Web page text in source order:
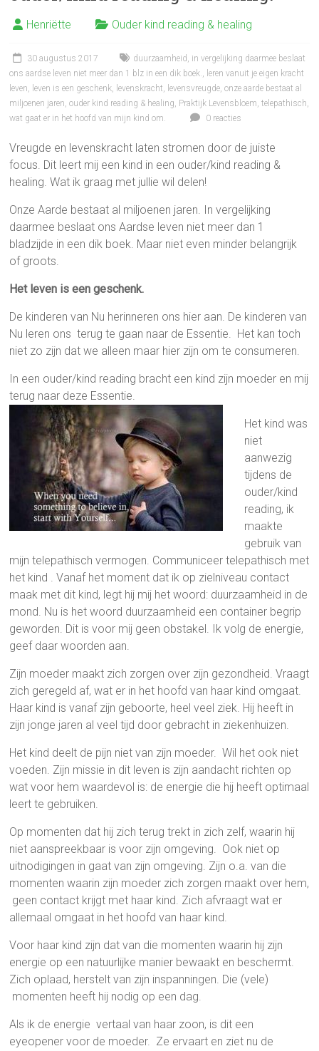
Henriëtte Ouder kind reading & healing
30 augustus 2017 duurzaamheid , in vergelijking daarmee beslaat
ons aardse leven niet meer dan 1 blz in een dik boek., leren vanuit je eigen kracht
leven, leven is een geschenk, levenskracht, levensvreugde,onze aarde bestaat al
miljoenen jaren,ouder kind reading & healing, Praktijk Levensbloem,telepathisch,
wat gaat er in het hoofd van mijn kind om.
0 reacties
Vreugde en levenskracht laten stromen door de juiste
focus. Dit leert mij een kind in een ouder/kind reading &
healing. Wat ik graag met jullie wil delen!
Onze Aarde bestaat al miljoenen jaren. In vergelijking
daarmee beslaat ons Aardse leven niet meer dan 1
bladzijde in een dik boek. Maar niet even minder belangrijk
of groots.
Het leven is een geschenk.
De kinderen van Nu herinneren ons hier aan. De kinderen van
Nu leren ons terug te gaan naar de Essentie. Het kan toch
niet zo zijn dat we alleen maar hier zijn om te consumeren.
In een ouder/kind reading bracht een kind zijn moeder en mij
terug naar deze Essentie.
Het kind was
niet
aanwezig
tijdens de
ouder/kind
reading, ik
maakte
gebruik van
mijn telepathisch vermogen. Communiceer telepathisch met
het kind . Vanaf het moment dat ik op zielniveau contact
maak met dit kind, legt hij mij het woord: duurzaamheid in de
mond. Nu is het woord duurzaamheid een container begrip
geworden. Dit is voor mij geen obstakel. Ik volg de energie,
geef daar woorden aan.
Zijn moeder maakt zich zorgen over zijn gezondheid. Vraagt
zich geregeld af, wat er in het hoofd van haar kind omgaat.
Haar kind is vanaf zijn geboorte, heel veel ziek. Hij heeft in
zijn jonge jaren al veel tijd door gebracht in ziekenhuizen.
Het kind deelt de pijn niet van zijn moeder. Wil het ook niet
voeden. Zijn missie in dit leven is zijn aandacht richten op
wat voor hem waardevol is: de energie die hij heeft optimaal
leert te gebruiken.
Op momenten dat hij zich terug trekt in zich zelf, waarin hij
niet aanspreekbaar is voor zijn omgeving. Ook niet op
uitnodigingen in gaat van zijn omgeving. Zijn o.a. van die
momenten waarin zijn moeder zich zorgen maakt over hem,
geen contact krijgt met haar kind. Zich afvraagt wat er
allemaal omgaat in het hoofd van haar kind.
Voor haar kind zijn dat van die momenten waarin hij zijn
energie op een natuurlijke manier bewaakt en beschermt.
Zich oplaad, herstelt van zijn inspanningen. Die (vele)
momenten heeft hij nodig op een dag.
Als ik de energie vertaal van haar zoon, is dit een
eyeopener voor de moeder. Ze ervaart en ziet nu de